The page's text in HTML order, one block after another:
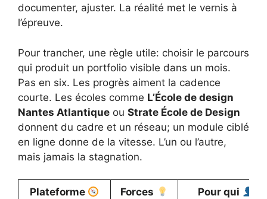
documenter, ajuster. La réalité met le vernis à
l’épreuve.
Pour trancher, une règle utile: choisir le parcours
qui produit un portfolio visible dans un mois.
Pas en six. Les progrès aiment la cadence
courte. Les écoles comme L’École de design
Nantes Atlantique ou Strate École de Design
donnent du cadre et un réseau; un module ciblé
en ligne donne de la vitesse. L’un ou l’autre,
mais jamais la stagnation.
Plateforme Forces Pour qui